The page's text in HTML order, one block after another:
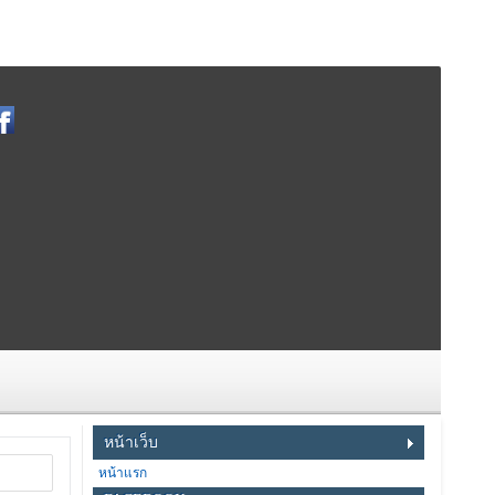
หน้าเว็บ
หน้าแรก